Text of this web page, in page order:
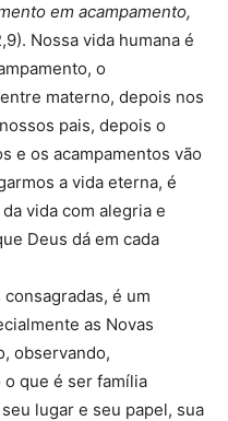
em acampamento,
Nossa vida humana é
o
materno, depois nos
pais, depois o
e os acampamentos vão
a vida eterna, é
vida com alegria e
Deus dá em cada
é um
as Novas
observando,
que é ser família
lugar e seu papel, sua